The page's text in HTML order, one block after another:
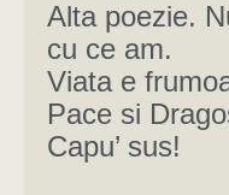
Alta poezie.
cu ce am.
Viata e
Pace si
Capu’ sus!